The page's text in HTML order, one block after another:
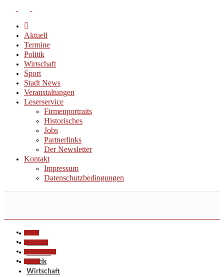
Aktuell
Termine
Politik
Wirtschaft
Sport
Stadt News
Veranstaltungen
Leserservice
Firmenportraits
Historisches
Jobs
Partnerlinks
Der Newsletter
Kontakt
Impressum
Datenschutzbedingungen
Politik
Wirtschaft